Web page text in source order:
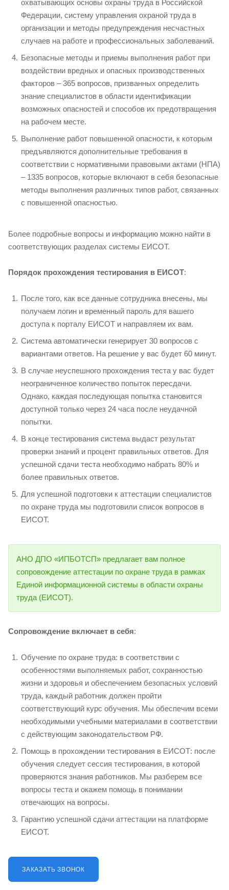
охватывающих основы охраны труда в Российской
Федерации, систему управления охраной труда в
организации и методы предупреждения несчастных
случаев на работе и профессиональных заболеваний.
Безопасные методы и приемы выполнения работ при
воздействии вредных и опасных производственных
факторов – 365 вопросов, призванных определить
знание специалистов в области идентификации
возможных опасностей и способов их предотвращения
на рабочем месте.
Выполнение работ повышенной опасности, к которым
предъявляются дополнительные требования в
соответствии с нормативными правовыми актами (НПА)
– 1335 вопросов, которые включают в себя безопасные
методы выполнения различных типов работ, связанных
с повышенной опасностью.
Более подробные вопросы и информацию можно найти в
соответствующих разделах системы ЕИСОТ.
Порядок прохождения тестирования в ЕИСОТ:
После того, как все данные сотрудника внесены, мы
получаем логин и временный пароль для вашего
доступа к порталу ЕИСОТ и направляем их вам.
Система автоматически генерирует 30 вопросов с
вариантами ответов. На решение у вас будет 60 минут.
В случае неуспешного прохождения теста у вас будет
неограниченное количество попыток пересдачи.
Однако, каждая последующая попытка становится
доступной только через 24 часа после неудачной
попытки.
В конце тестирования система выдаст результат
проверки знаний и процент правильных ответов. Для
успешной сдачи теста необходимо набрать 80% и
более правильных ответов.
Для успешной подготовки к аттестации специалистов
по охране труда мы подготовили список вопросов в
ЕИСОТ.
АНО ДПО «ИПБОТСП» предлагает вам полное
сопровождение аттестации по охране труда в рамках
Единой информационной системы в области охраны
труда (ЕИСОТ).
Сопровождение включает в себя:
Обучение по охране труда: в соответствии с
особенностями выполняемых работ, сохранностью
жизни и здоровья и обеспечением безопасных условий
труда, каждый работник должен пройти
соответствующий курс обучения. Мы обеспечим всеми
необходимыми учебными материалами в соответствии
с действующим законодательством РФ.
Помощь в прохождении тестирования в ЕИСОТ: после
обучения следует сессия тестирования, в которой
проверяются знания работников. Мы разберем все
вопросы теста и окажем помощь в понимании
отвечающих на вопросы.
Гарантию успешной сдачи аттестации на платформе
ЕИСОТ.
ЗАКАЗАТЬ ЗВОНОК